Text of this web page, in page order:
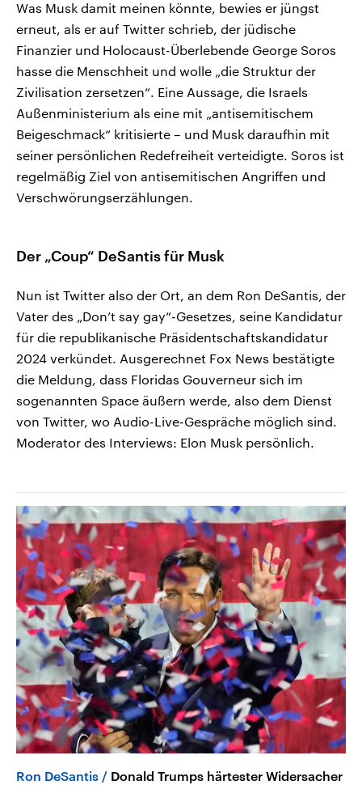
Was Musk damit meinen könnte, bewies er jüngst
erneut, als er auf Twitter schrieb, der jüdische
Finanzier und Holocaust-Überlebende George Soros
hasse die Menschheit und wolle „die Struktur der
Zivilisation zersetzen“. Eine Aussage, die Israels
Außenministerium als eine mit „antisemitischem
Beigeschmack“ kritisierte – und Musk daraufhin mit
seiner persönlichen Redefreiheit verteidigte. Soros ist
regelmäßig Ziel von antisemitischen Angriffen und
Verschwörungserzählungen.
Der „Coup“ DeSantis für Musk
Nun ist Twitter also der Ort, an dem Ron DeSantis, der
Vater des „Don’t say gay“-Gesetzes, seine Kandidatur
für die republikanische Präsidentschaftskandidatur
2024 verkündet. Ausgerechnet Fox News bestätigte
die Meldung, dass Floridas Gouverneur sich im
sogenannten Space äußern werde, also dem Dienst
von Twitter, wo Audio-Live-Gespräche möglich sind.
Moderator des Interviews: Elon Musk persönlich.
Ron DeSantis Donald Trumps härtester Widersacher